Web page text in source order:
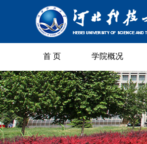
首 页 学院概况